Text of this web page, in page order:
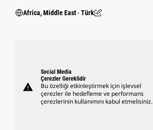
Africa, Middle East ‧ Türk
warning
Social Media
Çerezler Gereklidir
Bu özelliği etkinleştirmek için işlevsel
çerezler ile hedefleme ve performans
çerezlerinin kullanımını kabul etmelisiniz.